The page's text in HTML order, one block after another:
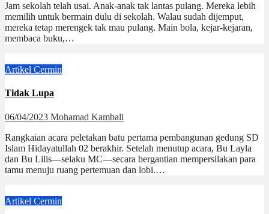
Jam sekolah telah usai. Anak-anak tak lantas pulang. Mereka lebih
memilih untuk bermain dulu di sekolah. Walau sudah dijemput,
mereka tetap merengek tak mau pulang. Main bola, kejar-kejaran,
membaca buku,…
Artikel Cermin
Tidak Lupa
06/04/2023 Mohamad Kambali
Rangkaian acara peletakan batu pertama pembangunan gedung SD
Islam Hidayatullah 02 berakhir. Setelah menutup acara, Bu Layla
dan Bu Lilis—selaku MC—secara bergantian mempersilakan para
tamu menuju ruang pertemuan dan lobi.…
Artikel Cermin